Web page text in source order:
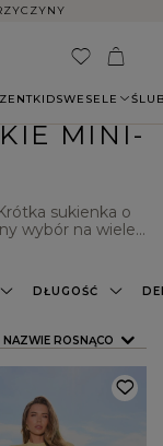
KIDSWESELE
MINI-
sukienka o
wybór na wiele
jest
dekad temu
W kolekcji Lou
mini nie tylko w
perełki, w
księżniczka.
co jeszcze dla
ROSNĄCO
DŁUGOŚĆ